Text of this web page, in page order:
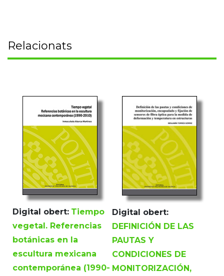
Relacionats
Digital obert: Tiempo
vegetal. Referencias
botánicas en la
escultura mexicana
contemporánea (1990-
Digital obert:
DEFINICIÓN DE LAS
PAUTAS Y
CONDICIONES DE
MONITORIZACIÓN,